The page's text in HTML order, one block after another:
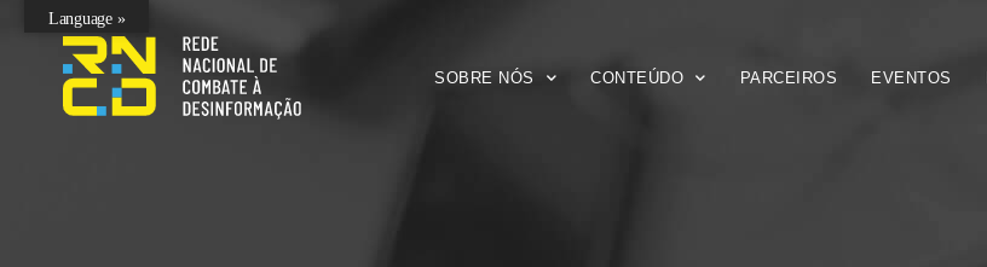
SOBRE NÓS CONTEÚDO PARCEIROS EVENTOS
Language »